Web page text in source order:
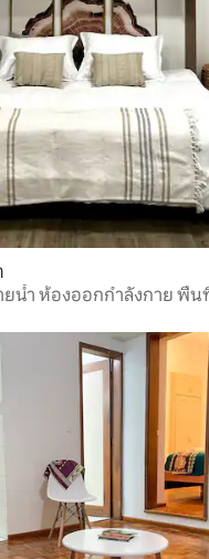
ยน้ำ ห้องออกกำลังกาย พื้น